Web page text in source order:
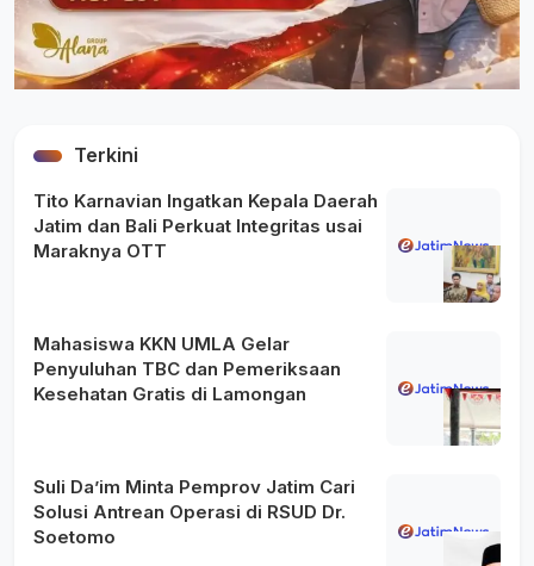
Terkini
Tito Karnavian Ingatkan Kepala Daerah
Jatim dan Bali Perkuat Integritas usai
Maraknya OTT
Mahasiswa KKN UMLA Gelar
Penyuluhan TBC dan Pemeriksaan
Kesehatan Gratis di Lamongan
Suli Da’im Minta Pemprov Jatim Cari
Solusi Antrean Operasi di RSUD Dr.
Soetomo